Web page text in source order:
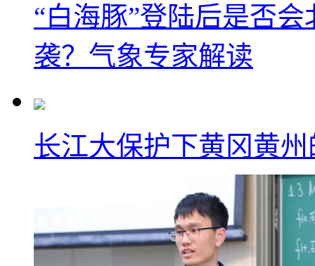
“白海豚”登陆后是否
袭？气象专家解读
长江大保护下黄冈黄